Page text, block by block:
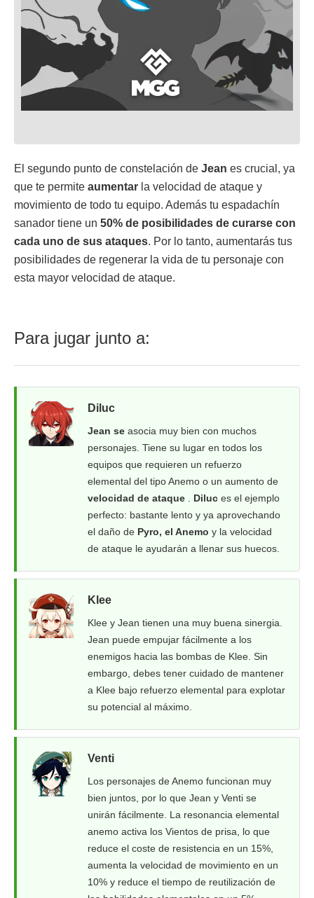
El segundo punto de constelación de Jean es crucial, ya
que te permite aumentar la velocidad de ataque y
movimiento de todo tu equipo. Además tu espadachín
sanador tiene un 50% de posibilidades de curarse con
cada uno de sus ataques. Por lo tanto, aumentarás tus
posibilidades de regenerar la vida de tu personaje con
esta mayor velocidad de ataque.
Para jugar junto a:
Diluc
Jean se asocia muy bien con muchos
personajes. Tiene su lugar en todos los
equipos que requieren un refuerzo
elemental del tipo Anemo o un aumento de
velocidad de ataque
Diluc es el ejemplo
perfecto: bastante lento y ya aprovechando
el daño de Pyro, el Anemo y la velocidad
de ataque le ayudarán a llenar sus huecos.
Klee
Klee y Jean tienen una muy buena sinergia.
Jean puede empujar fácilmente a los
enemigos hacia las bombas de Klee. Sin
embargo, debes tener cuidado de mantener
a Klee bajo refuerzo elemental para explotar
su potencial al máximo.
Venti
Los personajes de Anemo funcionan muy
bien juntos, por lo que Jean y Venti se
unirán fácilmente. La resonancia elemental
anemo activa los Vientos de prisa, lo que
reduce el coste de resistencia en un 15%,
aumenta la velocidad de movimiento en un
10% y reduce el tiempo de reutilización de